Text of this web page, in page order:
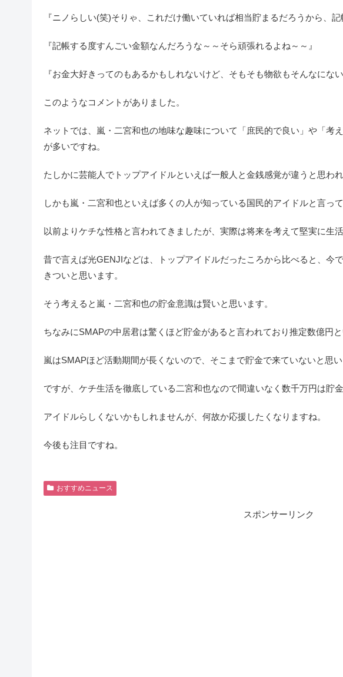
『ニノらしい(笑)そりゃ、これだけ働いていれば相当貯まるだろうから、
『記帳する度すんごい金額なんだろうな～～そら頑張れるよね～～』
『お金大好きってのもあるかもしれないけど、そもそも物欲もそんなにな
このようなコメントがありました。
ネットでは、嵐・二宮和也の地味な趣味について「庶民的で良い」や「考
が多いですね。
たしかに芸能人でトップアイドルといえば一般人と金銭感覚が違うと思われ
しかも嵐・二宮和也といえば多くの人が知っている国民的アイドルと言っ
以前よりケチな性格と言われてきましたが、実際は将来を考えて堅実に生
昔で言えば光GENJIなどは、トップアイドルだったころから比べると、今
きついと思います。
そう考えると嵐・二宮和也の貯金意識は賢いと思います。
ちなみにSMAPの中居君は驚くほど貯金があると言われており推定数億円と
嵐はSMAPほど活動期間が長くないので、そこまで貯金で来ていないと思い
ですが、ケチ生活を徹底している二宮和也なので間違いなく数千万円は貯
アイドルらしくないかもしれませんが、何故か応援したくなりますね。
今後も注目ですね。
おすすめニュース
スポンサーリンク